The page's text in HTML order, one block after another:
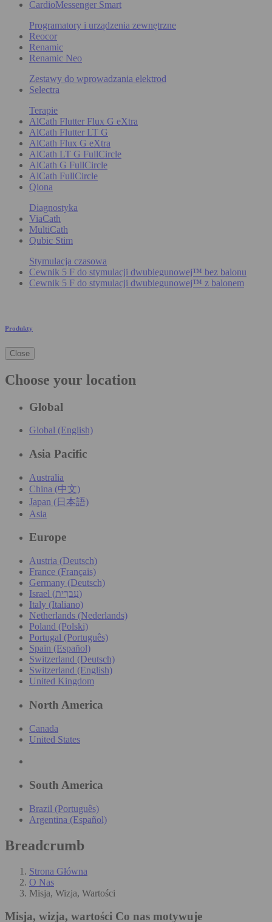
CardioMessenger Smart
Programatory i urządzenia zewnętrzne
Reocor
Renamic
Renamic Neo
Zestawy do wprowadzania elektrod
Selectra
Terapie
AlCath Flutter Flux G eXtra
AlCath Flutter LT G
AlCath Flux G eXtra
AlCath LT G FullCircle
AlCath G FullCircle
AlCath FullCircle
Qiona
Diagnostyka
ViaCath
MultiCath
Qubic Stim
Stymulacja czasowa
Cewnik 5 F do stymulacji dwubiegunowej™ bez balonu
Cewnik 5 F do stymulacji dwubiegunowej™ z balonem
Produkty
Close
Choose your location
Global
Global (English)
Asia Pacific
Australia
China (中文)
Japan (日本語)
Asia
Europe
Austria (Deutsch)
France (Français)
Germany (Deutsch)
Israel (עִברִית)
Italy (Italiano)
Netherlands (Nederlands)
Poland (Polski)
Portugal (Português)
Spain (Español)
Switzerland (Deutsch)
Switzerland (English)
United Kingdom
North America
Canada
United States
South America
Brazil (Português)
Argentina (Español)
Breadcrumb
Strona Główna
O Nas
Misja, Wizja, Wartości
Misja, wizja, wartości Co nas motywuje